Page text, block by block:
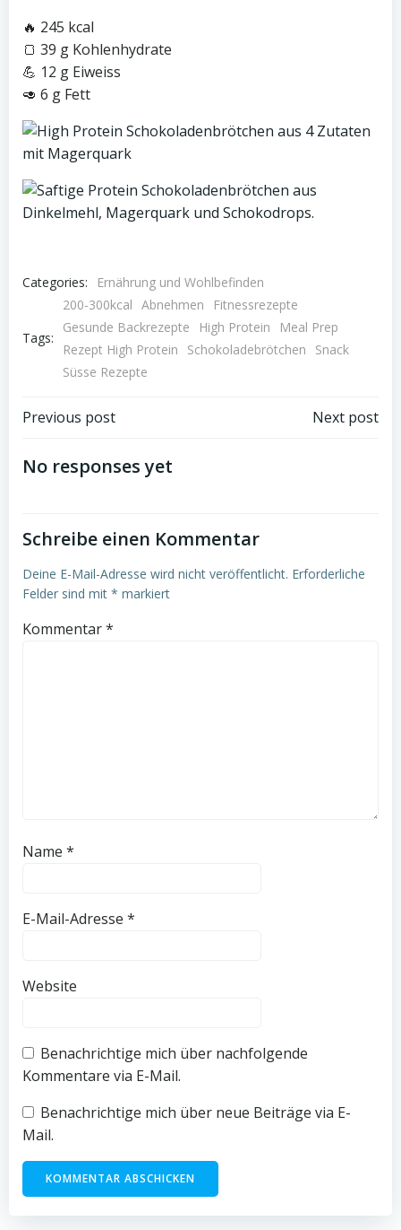
🔥 245 kcal
🍞 39 g Kohlenhydrate
💪 12 g Eiweiss
🥑 6 g Fett
Categories: Ernährung und Wohlbefinden
Tags:
200-300kcal Abnehmen
Fitnessrezepte
Gesunde Backrezepte
High Protein
Meal Prep
Rezept High Protein
Schokoladebrötchen
Snack
Süsse Rezepte
Post
navigation
Previous post Next post
No responses yet
Schreibe einen Kommentar
Deine E-Mail-Adresse wird nicht veröffentlicht. Erforderliche
Felder sind mit * markiert
Kommentar*
Name *
E-Mail-Adresse *
Website
Benachrichtige mich über nachfolgende
Kommentare via E-Mail.
Benachrichtige mich über neue Beiträge via E-
Mail.